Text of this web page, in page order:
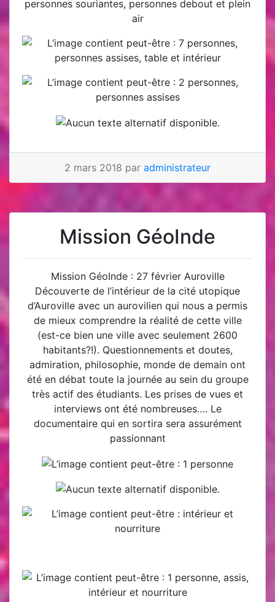
2 mars 2018 par administrateur
Mission GéoInde
Mission GéoInde : 27 février Auroville
Découverte de l’intérieur de la cité utopique
d’Auroville avec un aurovilien qui nous a permis
de mieux comprendre la réalité de cette ville
(est-ce bien une ville avec seulement 2600
habitants?!). Questionnements et doutes,
admiration, philosophie, monde de demain ont
été en débat toute la journée au sein du groupe
très actif des étudiants. Les prises de vues et
interviews ont été nombreuses…. Le
documentaire qui en sortira sera assurément
passionnant